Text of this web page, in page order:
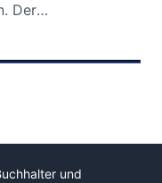
Der
und